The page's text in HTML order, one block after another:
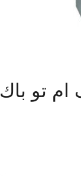
ام تو باك